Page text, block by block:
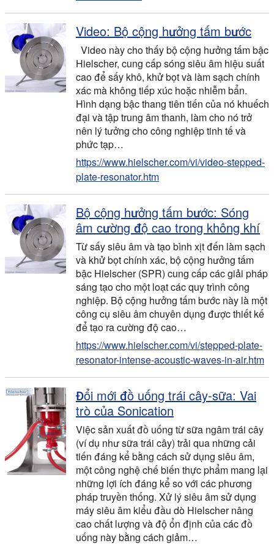
Video: Bộ cộng hưởng tấm bước
Video này cho thấy bộ cộng hưởng tấm bậc
Hielscher, cung cấp sóng siêu âm hiệu suất
cao để sấy khô, khử bọt và làm sạch chính
xác mà không tiếp xúc hoặc nhiễm bẩn.
Hình dạng bậc thang tiên tiến của nó khuếch
đại và tập trung âm thanh, làm cho nó trở
nên lý tưởng cho công nghiệp tinh tế và
phức tạp…
https://www.hielscher.com/vi/video-stepped-
plate-resonator.htm
Bộ cộng hưởng tấm bước: Sóng
âm cường độ cao trong không khí
Từ sấy siêu âm và tạo bình xịt đến làm sạch
và khử bọt chính xác, bộ cộng hưởng tấm
bậc Hielscher (SPR) cung cấp các giải pháp
sáng tạo cho một loạt các quy trình công
nghiệp. Bộ cộng hưởng tấm bước này là một
công cụ siêu âm chuyên dụng được thiết kế
để tạo ra cường độ cao…
https://www.hielscher.com/vi/stepped-plate-
resonator-intense-acoustic-waves-in-air.htm
Đổi mới đồ uống trái cây-sữa: Vai
trò của Sonication
Việc sản xuất đồ uống từ sữa ngâm trái cây
(ví dụ như sữa trái cây) trải qua những cải
tiến đáng kể bằng cách sử dụng siêu âm,
một công nghệ chế biến thực phẩm mang lại
những lợi ích đáng kể so với các phương
pháp truyền thống. Xử lý siêu âm sử dụng
máy siêu âm kiểu đầu dò Hielscher nâng
cao chất lượng và độ ổn định của các đồ
uống này bằng cách giảm…